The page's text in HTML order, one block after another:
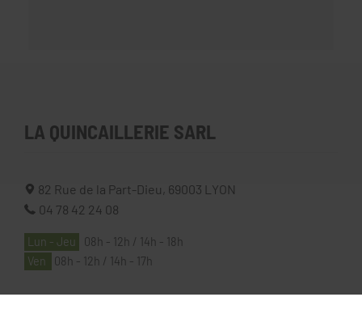
LA QUINCAILLERIE SARL
82 Rue de la Part-Dieu, 69003
LYON
04 78 42 24 08
Lun - Jeu
08h - 12h / 14h - 18h
Ven
08h - 12h / 14h - 17h